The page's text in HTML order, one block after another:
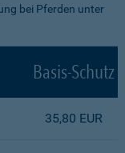
bei Pferden unter
Basis-Schutz
35,80 EUR